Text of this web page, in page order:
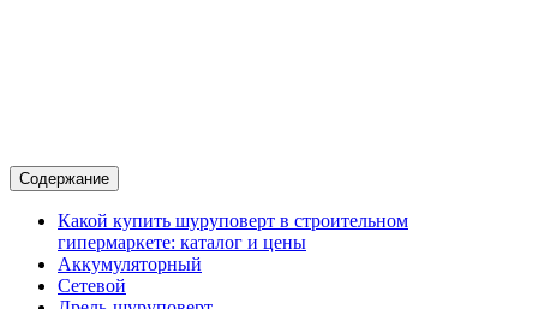
Содержание
Какой купить шуруповерт в строительном
гипермаркете: каталог и цены
Аккумуляторный
Сетевой